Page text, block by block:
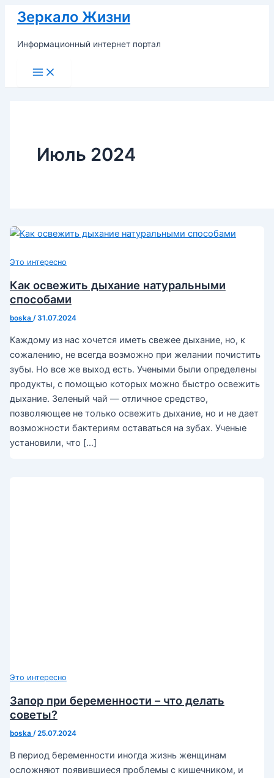
Перейти
содержимому
Зеркало Жизни
Информационный интернет портал
Main
Menu
Июль 2024
Это интересно
Как освежить дыхание натуральными
способами
boska /31.07.2024
Каждому из нас хочется иметь свежее дыхание, но, к
сожалению, не всегда возможно при желании почистить
зубы. Но все же выход есть. Учеными были определены
продукты, с помощью которых можно быстро освежить
дыхание. Зеленый чай — отличное средство,
позволяющее не только освежить дыхание, но и не дает
возможности бактериям оставаться на зубах. Ученые
установили, что […]
Это интересно
Запор при беременности – что делать
советы?
boska /25.07.2024
В период беременности иногда жизнь женщинам
осложняют появившиеся проблемы с кишечником, и